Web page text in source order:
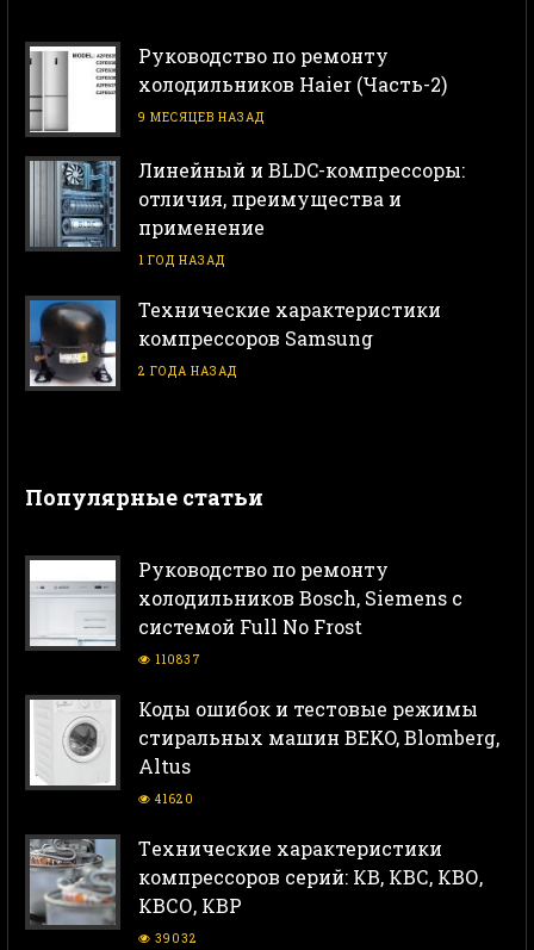
Руководство по ремонту
холодильников Haier (Часть-2)
9 МЕСЯЦЕВ НАЗАД
Линейный и BLDC-компрессоры:
отличия, преимущества и
применение
1 ГОД НАЗАД
Технические характеристики
компрессоров Samsung
2 ГОДА НАЗАД
Популярные статьи
Руководство по ремонту
холодильников Bosch, Siemens с
системой Full No Frost
110837
Коды ошибок и тестовые режимы
стиральных машин BEKO, Blomberg,
Altus
41620
Тeхнические характеристики
компрессоров серий: КВ, КВС, КВО,
КВСО, КВР
39032